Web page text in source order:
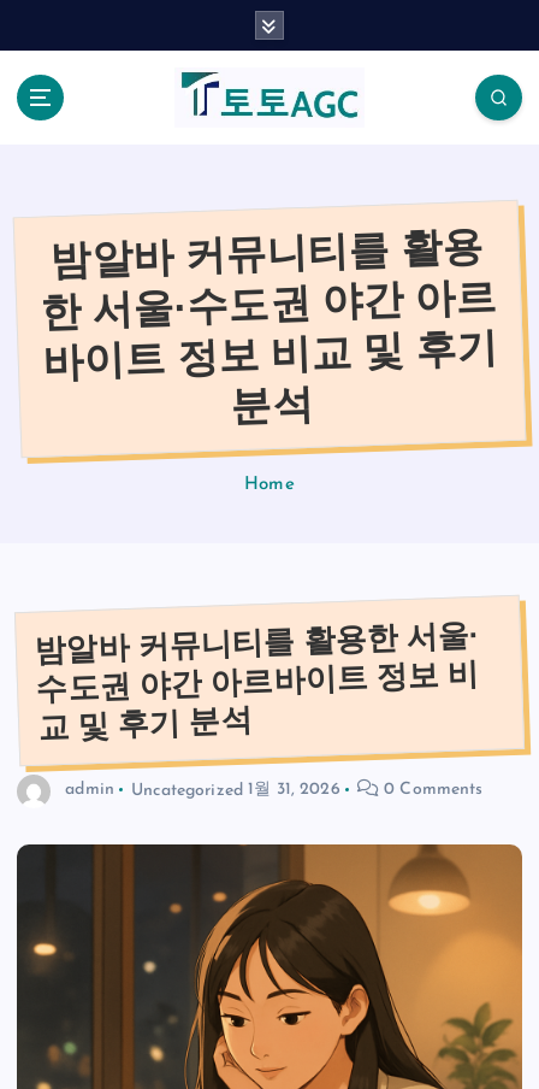
밤알바 커뮤니티를 활용
한 서울·수도권 야간 아르
바이트 정보 비교 및 후기
분석
Home
밤알바 커뮤니티를 활용한 서울·
수도권 야간 아르바이트 정보 비
교 및 후기 분석
admin Uncategorized 1월 31, 2026 0 Comments